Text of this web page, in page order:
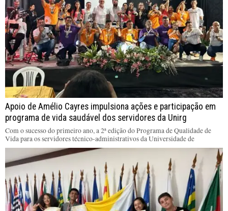
Apoio de Amélio Cayres impulsiona ações e participação em
programa de vida saudável dos servidores da Unirg
Com o sucesso do primeiro ano, a 2ª edição do Programa de Qualidade de
Vida para os servidores técnico-administrativos da Universidade de